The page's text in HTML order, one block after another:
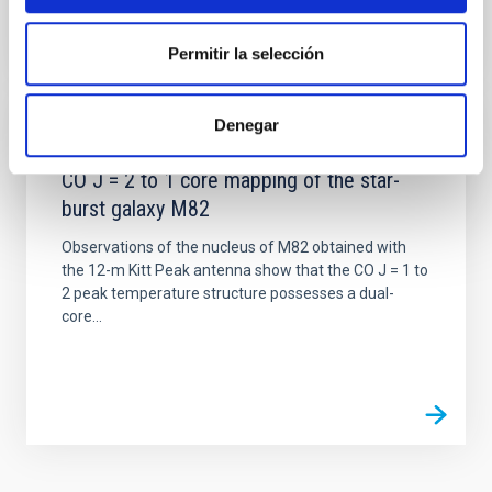
Permitir la selección
Denegar
CO J = 2 to 1 core mapping of the star-
burst galaxy M82
Observations of the nucleus of M82 obtained with
the 12-m Kitt Peak antenna show that the CO J = 1 to
2 peak temperature structure possesses a dual-
core...